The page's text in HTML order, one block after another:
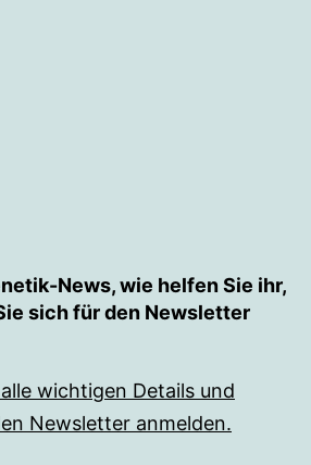
News, wie helfen Sie ihr,
sich für den Newsletter
wichtigen Details und
Newsletter anmelden.